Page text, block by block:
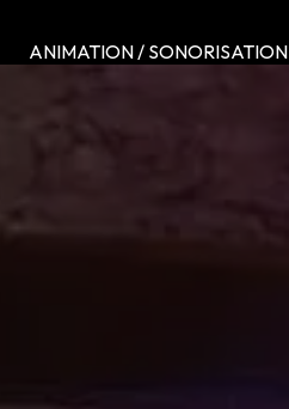
ANIMATION / SONORISATION